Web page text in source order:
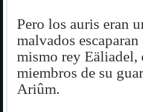
Pero los auris eran
malvados
mismo rey Eäliadel,
miembros de su
Ariûm.